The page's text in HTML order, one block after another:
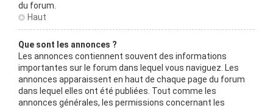
du forum.
Haut
Que sont les annonces ?
Les annonces contiennent souvent des informations
importantes sur le forum dans lequel vous naviguez. Les
annonces apparaissent en haut de chaque page du forum
dans lequel elles ont été publiées. Tout comme les
annonces générales, les permissions concernant les